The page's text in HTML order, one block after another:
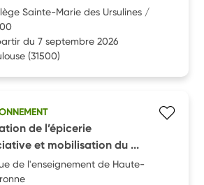
Sainte-Marie des Ursulines /
du 7 septembre 2026
(31500)
de l’épicerie
et mobilisation du ...
de l'enseignement de Haute-